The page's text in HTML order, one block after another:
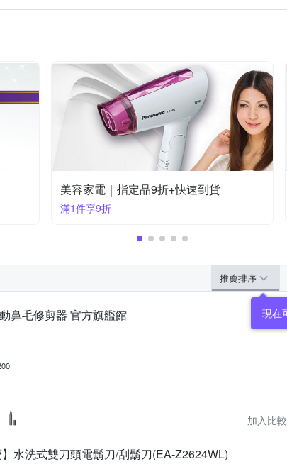
國際牌美容美髮家電★限時下殺
滿1件享99折
推薦排序
鼻毛修剪器 官方旗艦館
加入比較
】水洗式雙刀頭電鬍刀/刮鬍刀(EA-Z2624WL)